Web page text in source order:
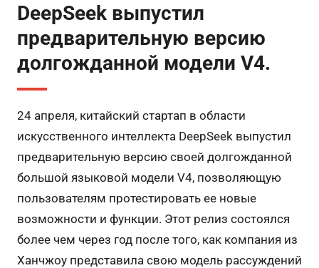
DeepSeek выпустил
предварительную версию
долгожданной модели V4.
24 апреля, китайский стартап в области
искусственного интеллекта DeepSeek выпустил
предварительную версию своей долгожданной
большой языковой модели V4, позволяющую
пользователям протестировать ее новые
возможности и функции. Этот релиз состоялся
более чем через год после того, как компания из
Ханчжоу представила свою модель рассуждений